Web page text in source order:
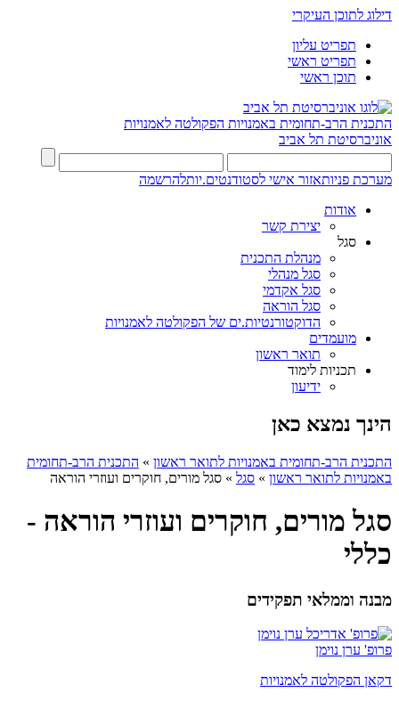
דילוג לתוכן העיקרי
תפריט עליון
תפריט ראשי
תוכן ראשי
התכנית הרב-תחומית באמנויות הפקולטה לאמנויות
אוניברסיטת תל אביב
מערכת פניותאזור אישי לסטודנטים.יותלהרשמה
אודות
יצירת קשר
סגל
מנהלת התכנית
סגל מנהלי
סגל אקדמי
סגל הוראה
הדוקטורנטיות.ים של הפקולטה לאמנויות
מועמדים
תואר ראשון
תכניות לימוד
ידיעון
הינך נמצא כאן
התכנית הרב-תחומית באמנויות לתואר ראשון » התכנית הרב-תחומית
באמנויות לתואר ראשון » סגל » סגל מורים, חוקרים ועוזרי הוראה
סגל מורים, חוקרים ועוזרי הוראה -
כללי
מבנה וממלאי תפקידים
פרופ' ערן נוימן
דקאן הפקולטה לאמנויות